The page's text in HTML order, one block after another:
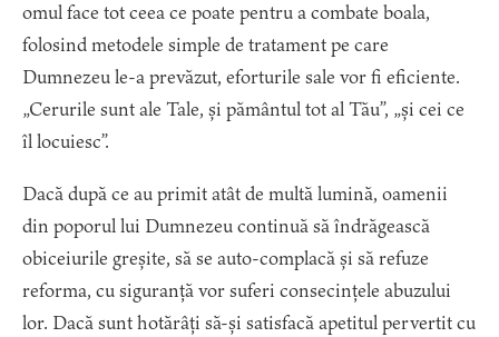
omul face tot ceea ce poate pentru a combate boala,
folosind metodele simple de tratament pe care
Dumnezeu le-a prevăzut, eforturile sale vor fi eficiente.
„Cerurile sunt ale Tale, și pământul tot al Tău”, „și cei ce
îl locuiesc”.
Dacă după ce au primit atât de multă lumină, oamenii
din poporul lui Dumnezeu continuă să îndrăgească
obiceiurile greșite, să se auto-complacă și să refuze
reforma, cu siguranță vor suferi consecințele abuzului
lor. Dacă sunt hotărâți să-și satisfacă apetitul pervertit cu